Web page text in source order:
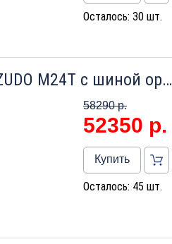
Осталось: 30 шт.
Котел настенный газовый GB MIZUDO M24Т c шиной opentherm
58290 р.
52350 р.
Купить
Осталось: 45 шт.